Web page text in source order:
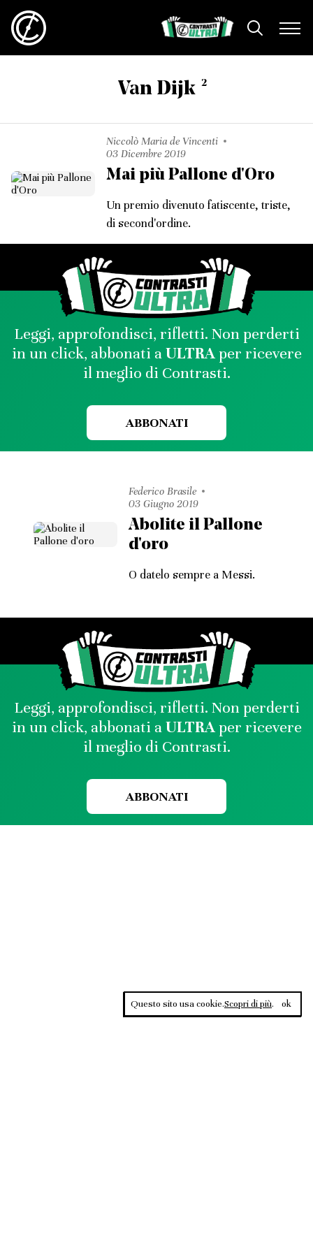
Van Dijk 2
Niccolò Maria de Vincenti
03 Dicembre 2019
Mai più Pallone d'Oro
Un premio divenuto fatiscente, triste,
di second'ordine.
Leggi, approfondisci, rifletti. Non perderti
in un click, abbonati aULTRAper ricevere
il meglio di Contrasti.
ABBONATI
Federico Brasile
03 Giugno 2019
Abolite il Pallone
d'oro
O datelo sempre a Messi.
Leggi, approfondisci, rifletti. Non perderti
in un click, abbonati aULTRAper ricevere
il meglio di Contrasti.
ABBONATI
Questo sito usa cookie.Scopri di più. ok